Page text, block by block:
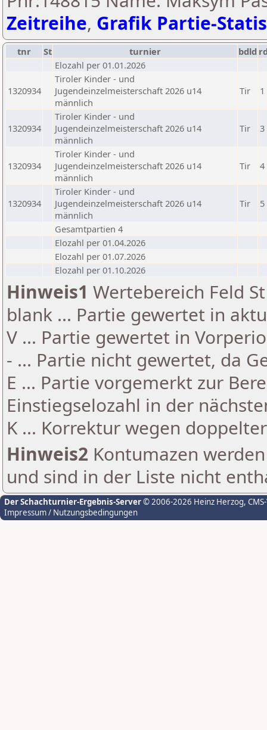
Zeitreihe, Grafik Partie-
tnr St turnier bdld
Elozahl per 01.01.2026
1320934
Tiroler Kinder - und
Jugendeinzelmeisterschaft 2026 u14
männlich
Tir 1
1320934
Tiroler Kinder - und
Jugendeinzelmeisterschaft 2026 u14
männlich
Tir 3
1320934
Tiroler Kinder - und
Jugendeinzelmeisterschaft 2026 u14
männlich
Tir 4
1320934
Tiroler Kinder - und
Jugendeinzelmeisterschaft 2026 u14
männlich
Tir 5
Gesamtpartien 4
Elozahl per 01.04.2026
Elozahl per 01.07.2026
Elozahl per 01.10.2026
Hinweis1 Wertebereich Feld
blank ... Partie gewertet in
V ... Partie gewertet in
- ... Partie nicht gewertet, da
E ... Partie vorgemerkt zur
Einstiegselozahl in der
K ... Korrektur wegen
Hinweis2 Kontumazen
und sind in der Liste nicht
Der Schachturnier-Ergebnis-Server© 2006-2026 Heinz Herzog,
Impressum / Nutzungsbedingungen